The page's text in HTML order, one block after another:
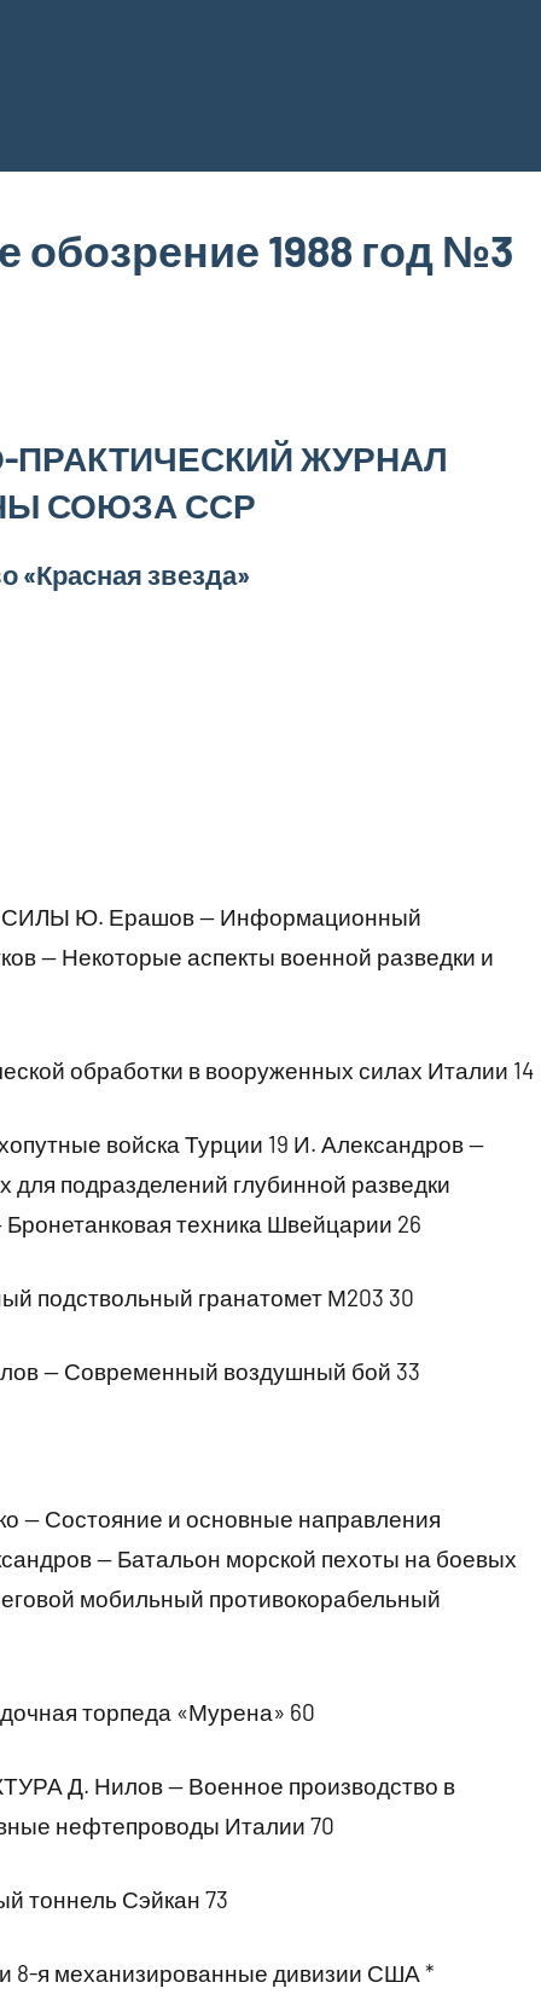
обозрение 1988 год №3
ЖУРНАЛ
СОЮЗА ССР
«Красная звезда»
Ю. Ерашов — Информационный
— Некоторые аспекты военной разведки и
обработки в вооруженных силах Италии 14
войска Турции 19 И. Александров —
подразделений глубинной разведки
техника Швейцарии 26
подствольный гранатомет М203 30
— Современный воздушный бой 33
и основные направления
— Батальон морской пехоты на боевых
мобильный противокорабельный
торпеда «Мурена» 60
Д. Нилов — Военное производство в
нефтепроводы Италии 70
тоннель Сэйкан 73
механизированные дивизии США *